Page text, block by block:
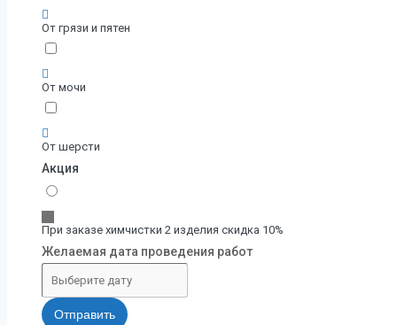
От грязи и пятен
От мочи
От шерсти
Акция
При заказе химчистки 2 изделия скидка 10%
Желаемая дата проведения работ
Отправить